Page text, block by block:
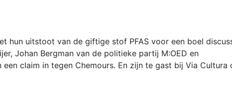
hun uitstoot van de giftige stof PFAS voor een boel
Johan Bergman van de politieke partij M:OED en
claim in tegen Chemours. En zijn te gast bij Via Cultura